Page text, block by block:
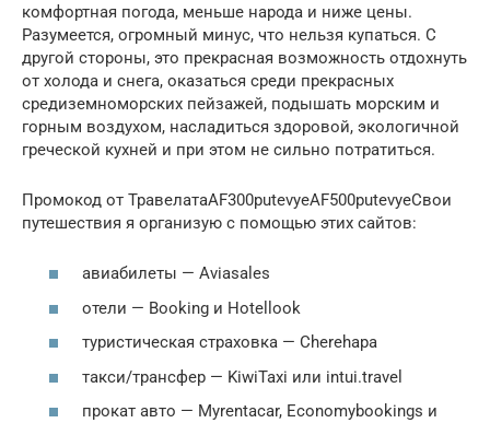
комфортная погода, меньше народа и ниже цены.
Разумеется, огромный минус, что нельзя купаться. С
другой стороны, это прекрасная возможность отдохнуть
от холода и снега, оказаться среди прекрасных
средиземноморских пейзажей, подышать морским и
горным воздухом, насладиться здоровой, экологичной
греческой кухней и при этом не сильно потратиться.
Промокод от ТравелатаAF300putevyeAF500putevyeСвои
путешествия я организую с помощью этих сайтов:
авиабилеты — Aviasales
отели — Booking и Hotellook
туристическая страховка — Cherehapa
такси/трансфер — KiwiTaxi или intui.travel
прокат авто — Myrentacar, Economybookings и